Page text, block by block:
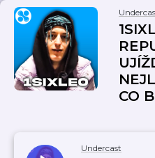
CO
Undercast